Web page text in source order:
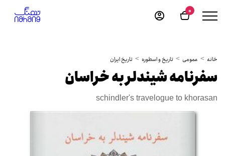
0
خانه عمومی تاریخ و اسطوره تاریخ ایران
سفرنامه شیندلر به خراسان
schindler's travelogue to khorasan